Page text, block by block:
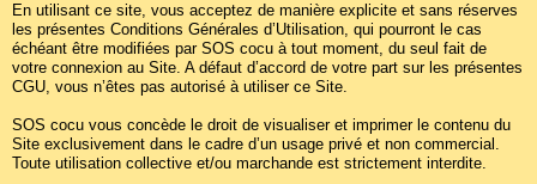
En utilisant ce site, vous acceptez de manière explicite et sans réserves
les présentes Conditions Générales d’Utilisation, qui pourront le cas
échéant être modifiées par SOS cocu à tout moment, du seul fait de
votre connexion au Site. A défaut d’accord de votre part sur les présentes
CGU, vous n’êtes pas autorisé à utiliser ce Site.
SOS cocu vous concède le droit de visualiser et imprimer le contenu du
Site exclusivement dans le cadre d’un usage privé et non commercial.
Toute utilisation collective et/ou marchande est strictement interdite.